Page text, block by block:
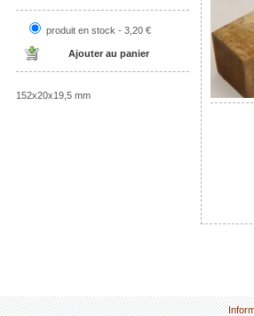
produit en stock - 3,20 €
152x20x19,5 mm